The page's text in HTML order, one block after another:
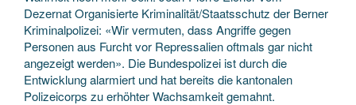
Dezernat Organisierte Kriminalität/Staatsschutz der Berner
Kriminalpolizei: «Wir vermuten, dass Angriffe gegen
Personen aus Furcht vor Repressalien oftmals gar nicht
angezeigt werden». Die Bundespolizei ist durch die
Entwicklung alarmiert und hat bereits die kantonalen
Polizeicorps zu erhöhter Wachsamkeit gemahnt.